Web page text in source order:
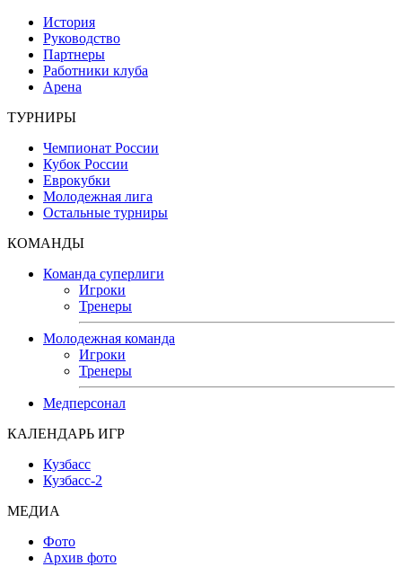
История
Руководство
Партнеры
Работники клуба
Арена
ТУРНИРЫ
Чемпионат России
Кубок России
Еврокубки
Молодежная лига
Остальные турниры
КОМАНДЫ
Команда суперлиги
Игроки
Тренеры
Молодежная команда
Игроки
Тренеры
Медперсонал
КАЛЕНДАРЬ ИГР
Кузбасс
Кузбасс-2
МЕДИА
Фото
Архив фото